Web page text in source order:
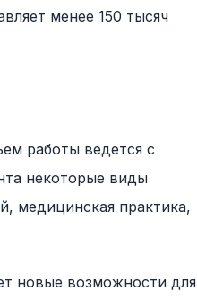
менее 150 тысяч
работы ведется с
некоторые виды
медицинская практика,
новые возможности для